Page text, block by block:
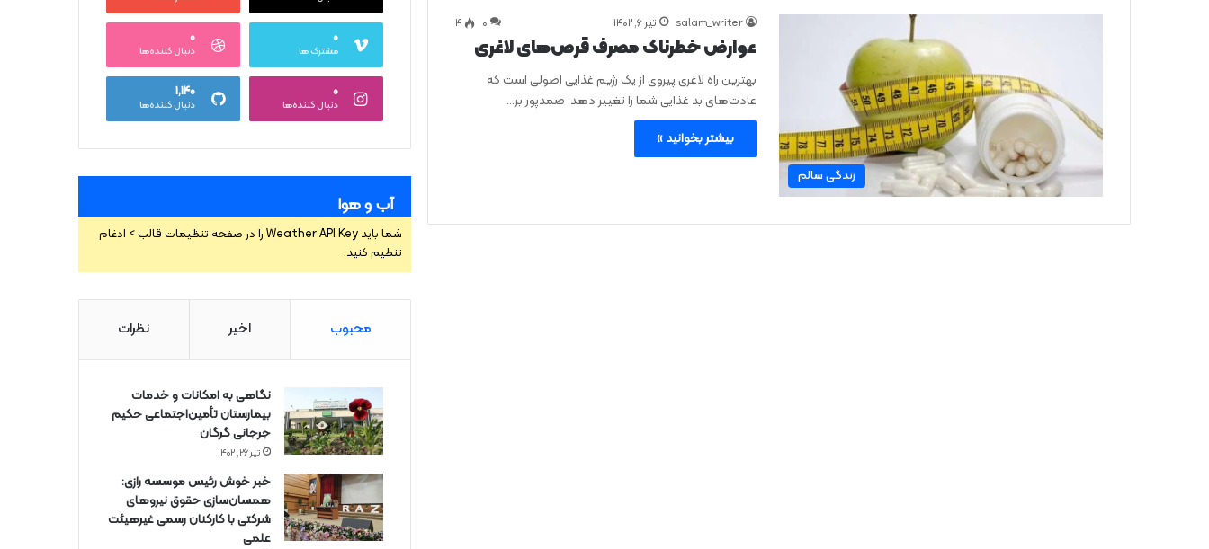
زندگی سالم
salam_writer تیر ۶, ۱۴۰۲ 0 ۴
عوارض خطرناک مصرف قرص‌های لاغری
بهترین راه لاغری پیروی از یک رژیم غذایی اصولی است که
عادت‌های بد غذایی شما را تغییر دهد. صمدپور بر…
بیشتر بخوانید »
۰
مشترک ها
۰
دنبال کننده‌ها
۰
دنبال کننده‌ها
۱,۱۴۰
دنبال کننده‌ها
آب و هوا
شما باید Weather API Key را در صفحه تنظیمات قالب > ادغام
تنظیم کنید.
محبوب اخیر نظرات
نگاهی به امکانات و خدمات
بیمارستان تأمین‌اجتماعی حکیم
جرجانی گرگان
تیر ۲۶, ۱۴۰۲
خبر خوش رئیس موسسه رازی:
همسان‌سازی حقوق نیروهای
شرکتی با کارکنان رسمی غیرهیئت
علمی